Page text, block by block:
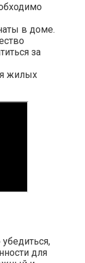
в доме.
за
жилых
для